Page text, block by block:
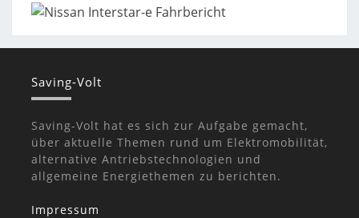
Saving-Volt
Saving-Volt hat es sich zur Aufgabe gemacht,
über aktuelle Themen rund um Elektromobilität,
alternative Antriebstechnologien und
allgemeine Energiethemen zu berichten.
Impressum